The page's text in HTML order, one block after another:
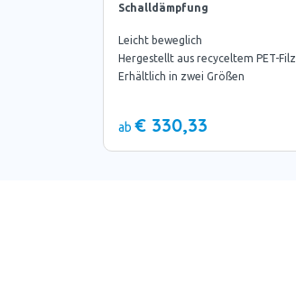
Schalldämpfung
Leicht beweglich
Hergestellt aus recyceltem PET-Filz
Erhältlich in zwei Größen
ab € 330,33